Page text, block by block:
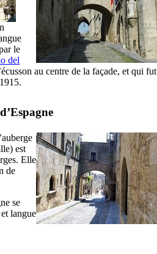
le
del
au centre de la façade, et qui fut
est
Elle
de
se
langue